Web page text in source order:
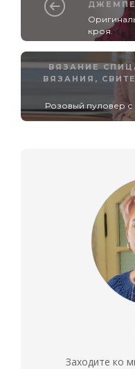
кроя.
ВЯЗАНИЕ
ВЯЗАНИЯ ,
Розовый пуловер с
Заходите ко